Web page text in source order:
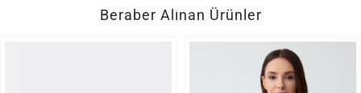
Beraber Alınan Ürünler